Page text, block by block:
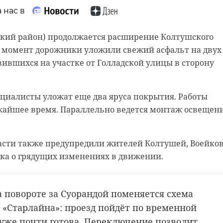
нас в
район) продолжается расширение Колтушского
дорожники уложили свежий асфальт на двух
на участке от Голладской улицы в сторону
уложат еще два яруса покрытия. Работы
время. Параллельно ведется монтаж
также предупредили жителей Колтушей,
о грядущих изменениях в движении.
повороте за Суорандой поменяется схема
проезд пойдёт по временной
Ленинградской области
В Кингисеппе
появится
технопарк
В
разрешить оперативно благодаря контролю
всех уполномоченных ведомств.
по распоряжению Сергея Сазина помогли
ко всему прочему числилась в списках детей-
квартиру.
в 2003 году приехала сирота из Республики
в Кингисеппском районе и обратилась в
семья - сама уроженка Бурятии и ее
квартире.